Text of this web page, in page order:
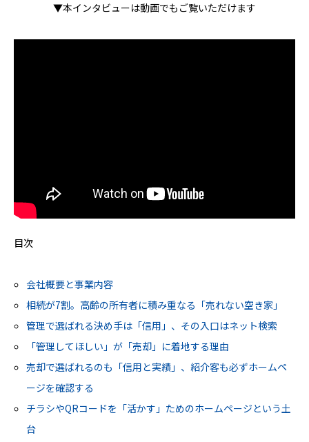
▼本インタビューは動画でもご覧いただけます
目次
会社概要と事業内容
相続が7割。高齢の所有者に積み重なる「売れない空き家」
管理で選ばれる決め手は「信用」、その入口はネット検索
「管理してほしい」が「売却」に着地する理由
売却で選ばれるのも「信用と実績」、紹介客も必ずホームペ
ージを確認する
チラシやQRコードを「活かす」ためのホームページという土
台